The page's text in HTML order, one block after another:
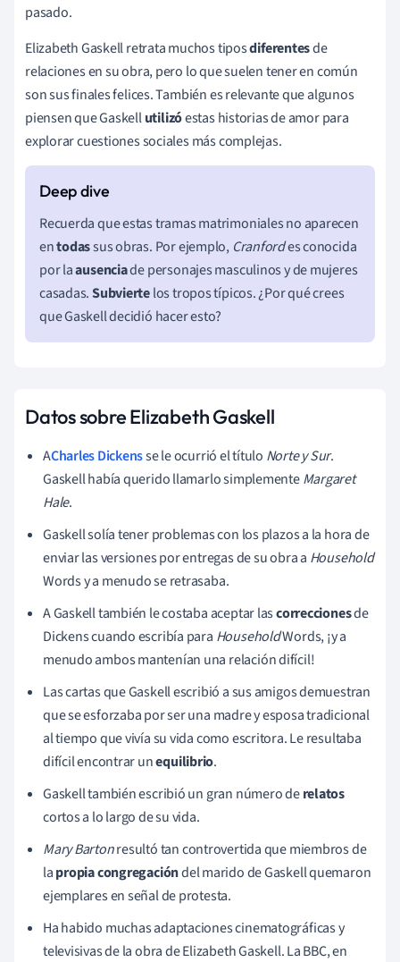
pasado.
Elizabeth Gaskell retrata muchos tiposdiferentesde
relaciones en su obra, pero lo que suelen tener en común
son sus finales felices. También es relevante que algunos
piensen que Gaskellutilizóestas historias de amor para
explorar cuestiones sociales más complejas.
Recuerda que estas tramas matrimoniales no aparecen
entodassus obras. Por ejemplo, Cranfordes conocida
por laausenciade personajes masculinos y de mujeres
casadas.Subviertelos tropos típicos. ¿Por qué crees
que Gaskell decidió hacer esto?
Datos sobre Elizabeth Gaskell
ACharles Dickensse le ocurrió el título Norte y Sur.
Gaskell había querido llamarlo simplementeMargaret
Hale.
Gaskell solía tener problemas con los plazos a la hora de
enviar las versiones por entregas de su obra a Household
Words y a menudo se retrasaba.
A Gaskell también le costaba aceptar lascorreccionesde
Dickens cuando escribía para HouseholdWords, ¡y a
menudo ambos mantenían una relación difícil!
Las cartas que Gaskell escribió a sus amigos demuestran
que se esforzaba por ser una madre y esposa tradicional
al tiempo que vivía su vida como escritora. Le resultaba
difícil encontrar unequilibrio.
Gaskell también escribió un gran número derelatos
cortos a lo largo de su vida.
Mary Bartonresultó tan controvertida que miembros de
lapropiacongregacióndel marido de Gaskell quemaron
ejemplares en señal de protesta.
Ha habido muchas adaptaciones cinematográficas y
televisivas de la obra de Elizabeth Gaskell. La BBC, en